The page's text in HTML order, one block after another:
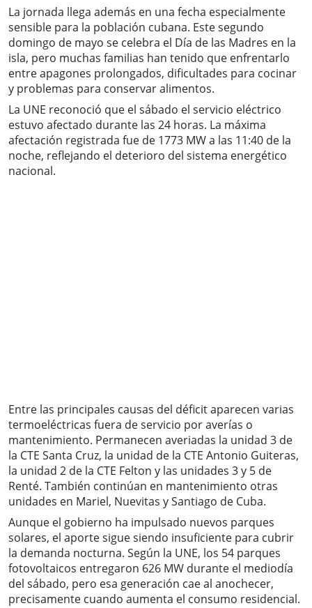
La jornada llega además en una fecha especialmente
sensible para la población cubana. Este segundo
domingo de mayo se celebra el Día de las Madres en la
isla, pero muchas familias han tenido que enfrentarlo
entre apagones prolongados, dificultades para cocinar
y problemas para conservar alimentos.
La UNE reconoció que el sábado el servicio eléctrico
estuvo afectado durante las 24 horas. La máxima
afectación registrada fue de 1773 MW a las 11:40 de la
noche, reflejando el deterioro del sistema energético
nacional.
Entre las principales causas del déficit aparecen varias
termoeléctricas fuera de servicio por averías o
mantenimiento. Permanecen averiadas la unidad 3 de
la CTE Santa Cruz, la unidad de la CTE Antonio Guiteras,
la unidad 2 de la CTE Felton y las unidades 3 y 5 de
Renté. También continúan en mantenimiento otras
unidades en Mariel, Nuevitas y Santiago de Cuba.
Aunque el gobierno ha impulsado nuevos parques
solares, el aporte sigue siendo insuficiente para cubrir
la demanda nocturna. Según la UNE, los 54 parques
fotovoltaicos entregaron 626 MW durante el mediodía
del sábado, pero esa generación cae al anochecer,
precisamente cuando aumenta el consumo residencial.